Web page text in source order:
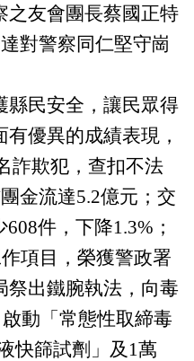
之友會團長蔡國正特
對警察同仁堅守崗
民安全，讓民眾得
優異的成績表現，
詐欺犯，查扣不法
金流達5.2億元；交
件，下降1.3%；
項目，榮獲警政署
祭出鐵腕執法，向毒
動「常態性取締毒
快篩試劑」及1萬